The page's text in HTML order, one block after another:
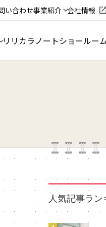
い合わせ事業紹介 会社情報
リリカラノートショールー
人気記事ラン